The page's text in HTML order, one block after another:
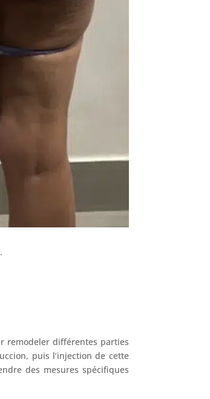
.
remodeler différentes parties
puis l’injection de cette
des mesures spécifiques